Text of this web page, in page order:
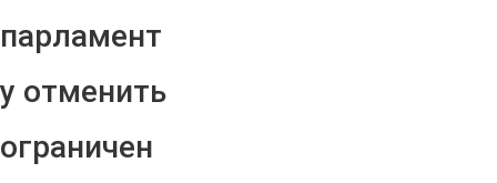
парламент
у отменить
ограничен